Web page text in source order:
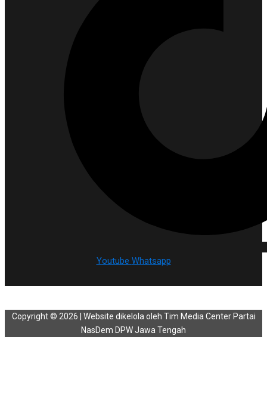
Youtube Whatsapp
Copyright © 2026 | Website dikelola oleh Tim Media Center Partai
NasDem DPW Jawa Tengah